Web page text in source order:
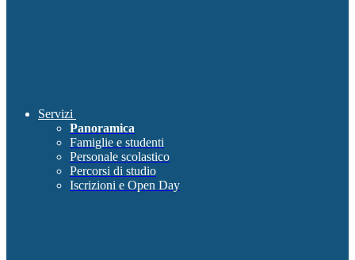
Servizi
Panoramica
Famiglie e studenti
Personale scolastico
Percorsi di studio
Iscrizioni e Open Day